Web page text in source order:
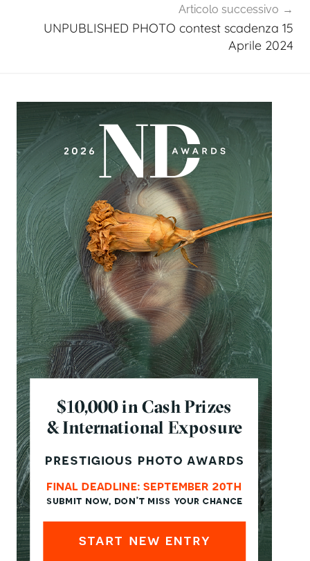
Articolo successivo
UNPUBLISHED PHOTO contest scadenza 15
Aprile 2024